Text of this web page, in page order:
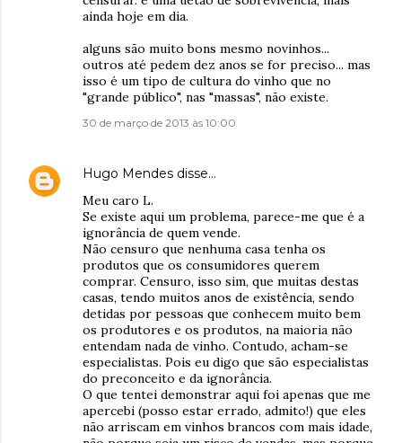
ainda hoje em dia.
alguns são muito bons mesmo novinhos...
outros até pedem dez anos se for preciso... mas
isso é um tipo de cultura do vinho que no
"grande público", nas "massas", não existe.
30 de março de 2013 às 10:00
Hugo Mendes disse…
Meu caro L.
Se existe aqui um problema, parece-me que é a
ignorância de quem vende.
Não censuro que nenhuma casa tenha os
produtos que os consumidores querem
comprar. Censuro, isso sim, que muitas destas
casas, tendo muitos anos de existência, sendo
detidas por pessoas que conhecem muito bem
os produtores e os produtos, na maioria não
entendam nada de vinho. Contudo, acham-se
especialistas. Pois eu digo que são especialistas
do preconceito e da ignorância.
O que tentei demonstrar aqui foi apenas que me
apercebi (posso estar errado, admito!) que eles
não arriscam em vinhos brancos com mais idade,